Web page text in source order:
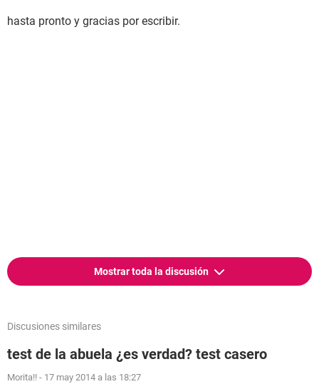
hasta pronto y gracias por escribir.
Mostrar toda la discusión
Discusiones similares
test de la abuela ¿es verdad? test casero
Morita!! - 17 may 2014 a las 18:27